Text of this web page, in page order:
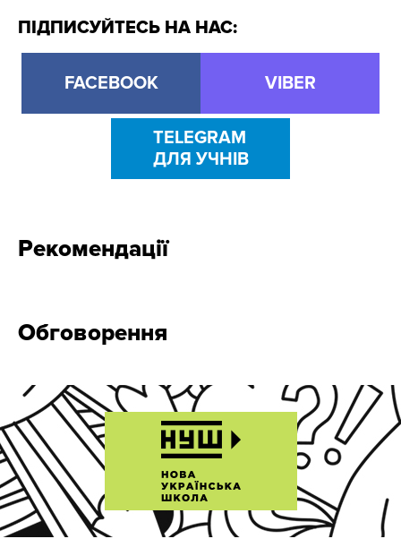
ПІДПИСУЙТЕСЬ НА НАС:
FACEBOOK VIBER
TELEGRAM
ДЛЯ УЧНІВ
Рекомендації
Обговорення